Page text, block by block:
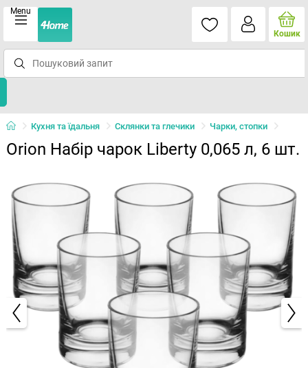
Menu
Кошик
Кухня та їдальня Склянки та глечики Чарки, стопки
Orion Набір чарок Liberty 0,065 л, 6 шт.